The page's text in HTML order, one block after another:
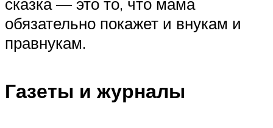
обязательно покажет и внукам и
правнукам.
Газеты и журналы